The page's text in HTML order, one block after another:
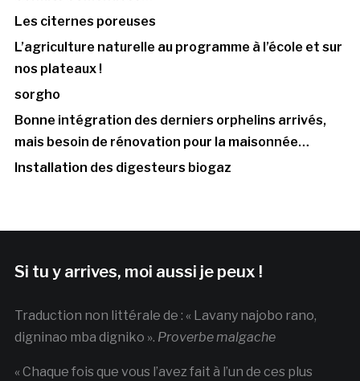
Les citernes poreuses
L’agriculture naturelle au programme à l’école et sur
nos plateaux !
sorgho
Bonne intégration des derniers orphelins arrivés,
mais besoin de rénovation pour la maisonnée…
Installation des digesteurs biogaz
Si tu y arrives, moi aussi je peux !
Traduction non littérale de : « Lavany najobo rano,
digninao mba digniko ». Proverbe malgache
« Chaque fois que vous l’avez fait à l’un de ces plus